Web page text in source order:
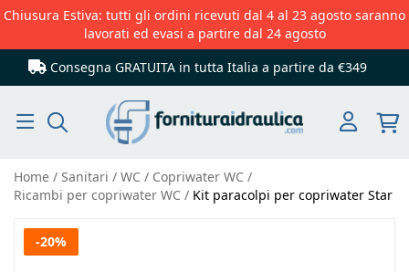
Chiusura Estiva: tutti gli ordini ricevuti dal 4 al 23 agosto saranno
lavorati ed evasi a partire dal 24 agosto
Consegna GRATUITA in tutta Italia a partire da €349
Home Sanitari WC
Copriwater WC
Ricambi per copriwater WC
Kit paracolpi per copriwater Star
Vai
-20%